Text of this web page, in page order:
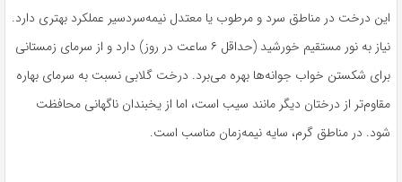
این درخت در مناطق سرد و مرطوب یا معتدل نیمه‌سردسیر عملکرد بهتری دارد.
نیاز به نور مستقیم خورشید (حداقل ۶ ساعت در روز) دارد و از سرمای زمستانی
برای شکستن خواب جوانه‌ها بهره می‌برد. درخت گلابی نسبت به سرمای بهاره
مقاوم‌تر از درختان دیگر مانند سیب است، اما از یخبندان ناگهانی محافظت
شود. در مناطق گرم، سایه نیمه‌زمان مناسب است.